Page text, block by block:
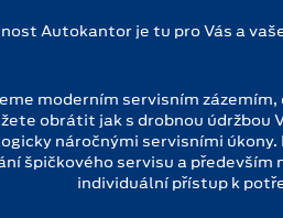
Autokantor je tu pro Vás a
moderním servisním
obrátit jak s drobnou údržbou
náročnými servisními
špičkového servisu a především
individuální přístup k